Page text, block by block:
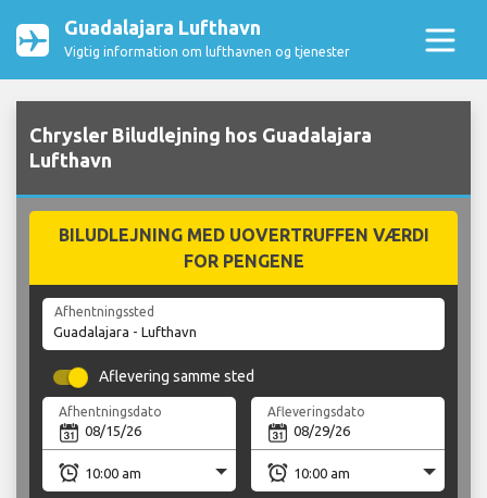
Guadalajara Lufthavn
Vigtig information om lufthavnen og tjenester
Chrysler Biludlejning hos Guadalajara
Lufthavn
BILUDLEJNING MED UOVERTRUFFEN VÆRDI
FOR PENGENE
Afhentningssted
Aflevering samme sted
Afhentningsdato Afleveringsdato